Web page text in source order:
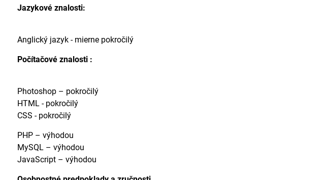
Jazykové znalosti:
Anglický jazyk - mierne pokročilý
Počítačové znalosti :
Photoshop – pokročilý
HTML - pokročilý
CSS - pokročilý
PHP – výhodou
MySQL – výhodou
JavaScript – výhodou